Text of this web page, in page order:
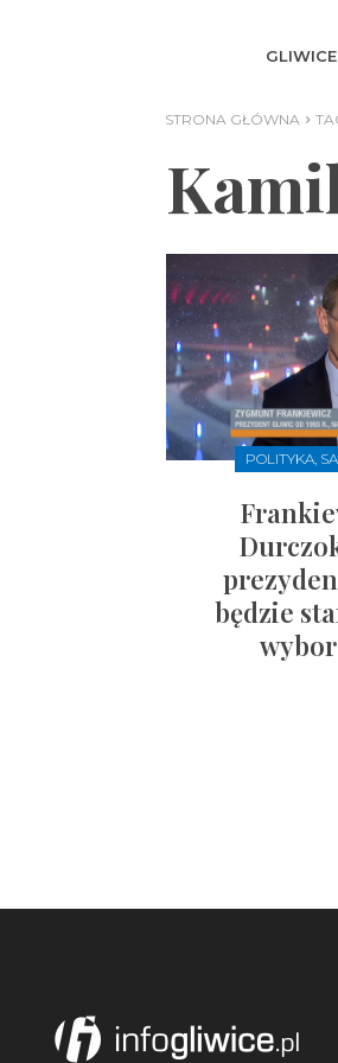
GLIWICE
STRONA GŁÓWNA
POLITYKA,
będzie